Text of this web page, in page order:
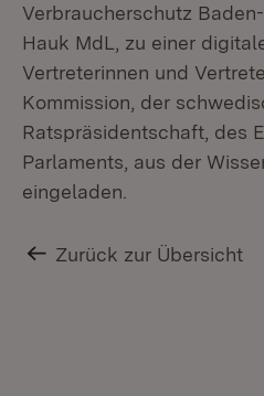
Verbraucherschutz
Hauk MdL, zu einer
Vertreterinnen und
Kommission, der
Ratspräsidentschaft, des
Parlaments, aus der
eingeladen.
Zurück zur Übersicht